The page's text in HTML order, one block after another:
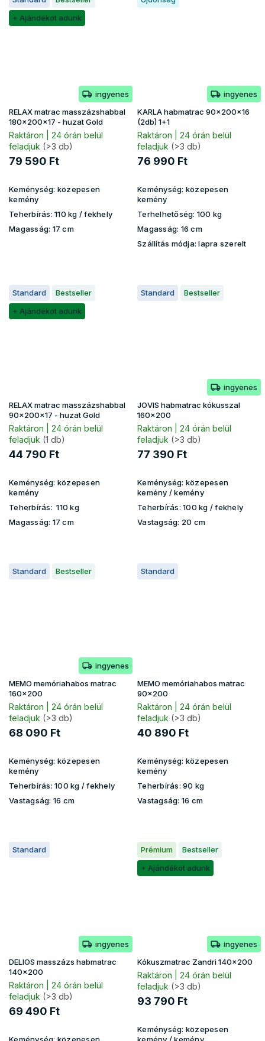
+ Ajándékot adunk
ingyenes
RELAX matrac masszázshabbal
180x200x17 - huzat Gold
Raktáron | 24 órán belül
feladjuk (>3 db)
79 590 Ft
Keménység: közepesen
kemény
Teherbírás: 110 kg ​​​​/ fekhely
Magasság: 17 cm
ingyenes
KARLA habmatrac 90x200x16
(2db) 1+1
Raktáron | 24 órán belül
feladjuk (>3 db)
76 990 Ft
Keménység: közepesen
kemény
Terhelhetőség: 100 kg
Magasság: 16 cm
Szállítás módja: lapra szerelt
Standard
Bestseller
+ Ajándékot adunk
RELAX matrac masszázshabbal
90x200x17 - huzat Gold
Raktáron | 24 órán belül
feladjuk (1 db)
44 790 Ft
Keménység: közepesen
kemény
Teherbírás: 110 kg
Magasság: 17 cm
Standard Bestseller
ingyenes
JOVIS habmatrac kókusszal
160x200
Raktáron | 24 órán belül
feladjuk (>3 db)
77 390 Ft
Keménység: közepesen
kemény / kemény
Teherbírás: 100 kg​​​​ / fekhely
Vastagság: 20 cm
Standard Bestseller
ingyenes
MEMO memóriahabos matrac
160x200
Raktáron | 24 órán belül
feladjuk (>3 db)
68 090 Ft
Keménység: közepesen
kemény
Teherbírás: 100 kg ​​​​/ fekhely
Vastagság: 16 cm
Standard
MEMO memóriahabos matrac
90x200
Raktáron | 24 órán belül
feladjuk (>3 db)
40 890 Ft
Keménység: közepesen
kemény
Teherbírás: 90 kg
Vastagság: 16 cm
Standard
ingyenes
DELIOS masszázs habmatrac
140x200
Raktáron | 24 órán belül
feladjuk (>3 db)
69 490 Ft
Prémium
Bestseller
+ Ajándékot adunk
ingyenes
Kókuszmatrac Zandri 140x200
Raktáron | 24 órán belül
feladjuk (>3 db)
93 790 Ft
Keménység: közepesen